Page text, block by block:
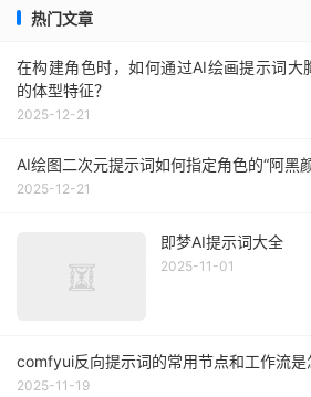
热门文章
在构建角色时，如何通过AI绘画提示词大
的体型特征？
2025-12-21
AI绘图二次元提示词如何指定角色的“阿黑
2025-12-21
即梦AI提示词大全
2025-11-01
comfyui反向提示词的常用节点和工作流是
2025-11-19